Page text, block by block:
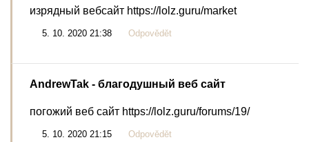
изрядный вебсайт https://lolz.guru/market
5. 10. 2020 21:38 Odpovědět
AndrewTak - благодушный веб сайт
погожий веб сайт https://lolz.guru/forums/19/
5. 10. 2020 21:15 Odpovědět